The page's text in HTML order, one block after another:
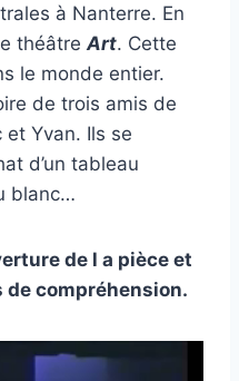
à Nanterre. En
théâtreArt. Cette
le monde entier.
de trois amis de
Yvan. Ils se
d’un tableau
blanc…
de l a pièce et
compréhension.